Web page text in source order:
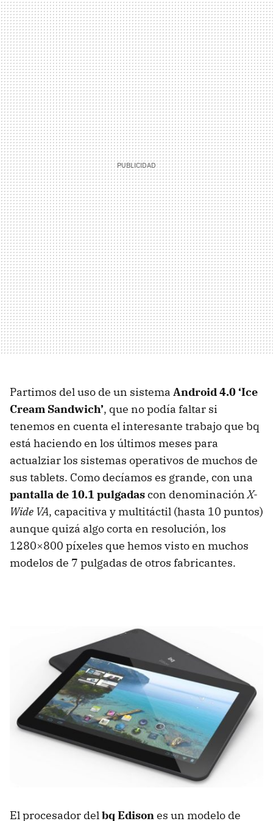
Partimos del uso de un sistema Android 4.0 ‘Ice
Cream Sandwich’, que no podía faltar si
tenemos en cuenta el interesante trabajo que bq
está haciendo en los últimos meses para
actualziar los sistemas operativos de muchos de
sus tablets. Como decíamos es grande, con una
pantalla de 10.1 pulgadascon denominaciónX-
Wide VA, capacitiva y multitáctil (hasta 10 puntos)
aunque quizá algo corta en resolución, los
1280×800 píxeles que hemos visto en muchos
modelos de 7 pulgadas de otros fabricantes.
El procesador delbq Edisones un modelo de